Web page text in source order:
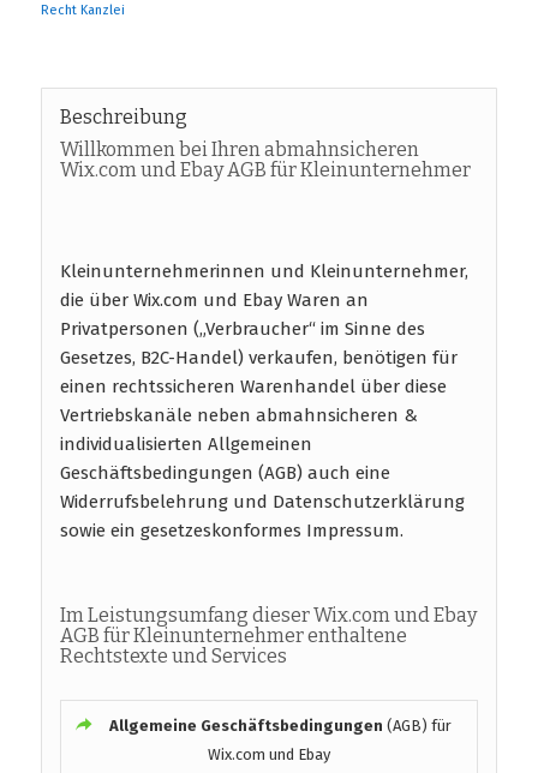
Recht Kanzlei
Beschreibung
Willkommen bei Ihren abmahnsicheren
Wix.com und Ebay AGB für Kleinunternehmer
Kleinunternehmerinnen und Kleinunternehmer,
die über Wix.com und Ebay Waren an
Privatpersonen („Verbraucher“ im Sinne des
Gesetzes, B2C-Handel) verkaufen, benötigen für
einen rechtssicheren Warenhandel über diese
Vertriebskanäle neben abmahnsicheren &
individualisierten Allgemeinen
Geschäftsbedingungen (AGB) auch eine
Widerrufsbelehrung und Datenschutzerklärung
sowie ein gesetzeskonformes Impressum.
Im Leistungsumfang dieser Wix.com und Ebay
AGB für Kleinunternehmer enthaltene
Rechtstexte und Services
Allgemeine Geschäftsbedingungen (AGB) für
Wix.com und Ebay